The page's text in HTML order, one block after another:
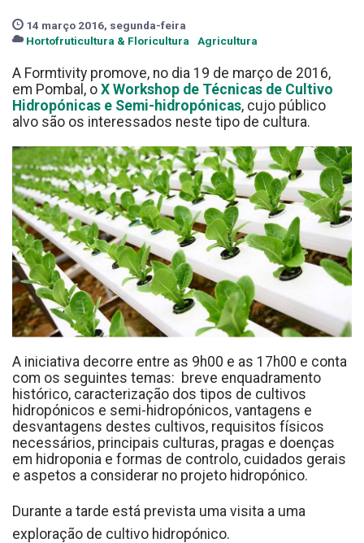
14 março 2016, segunda-feira
Hortofruticultura & Floricultura
Agricultura
A Formtivity promove, no dia 19 de março de 2016,
em Pombal, o X Workshop de Técnicas de Cultivo
Hidropónicas e Semi-hidropónicas, cujo público
alvo são os interessados neste tipo de cultura.
A iniciativa decorre entre as 9h00 e as 17h00 e conta
com os seguintes temas: breve enquadramento
histórico, caracterização dos tipos de cultivos
hidropónicos e semi-hidropónicos, vantagens e
desvantagens destes cultivos, requisitos físicos
necessários, principais culturas, pragas e doenças
em hidroponia e formas de controlo, cuidados gerais
e aspetos a considerar no projeto hidropónico.
Durante a tarde está prevista uma visita a uma
exploração de cultivo hidropónico.